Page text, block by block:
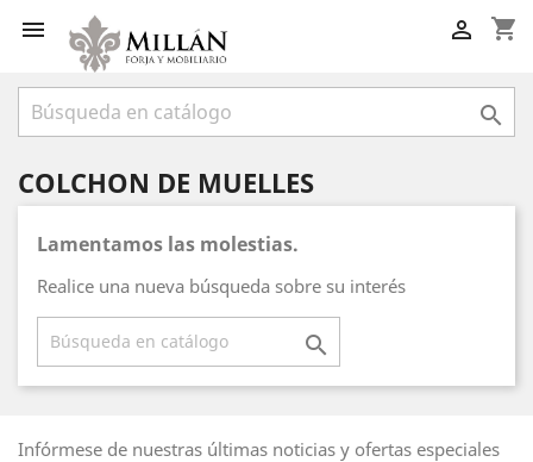
 shopping_cart


COLCHON DE MUELLES
Lamentamos las molestias.
Realice una nueva búsqueda sobre su interés

Infórmese de nuestras últimas noticias y ofertas especiales